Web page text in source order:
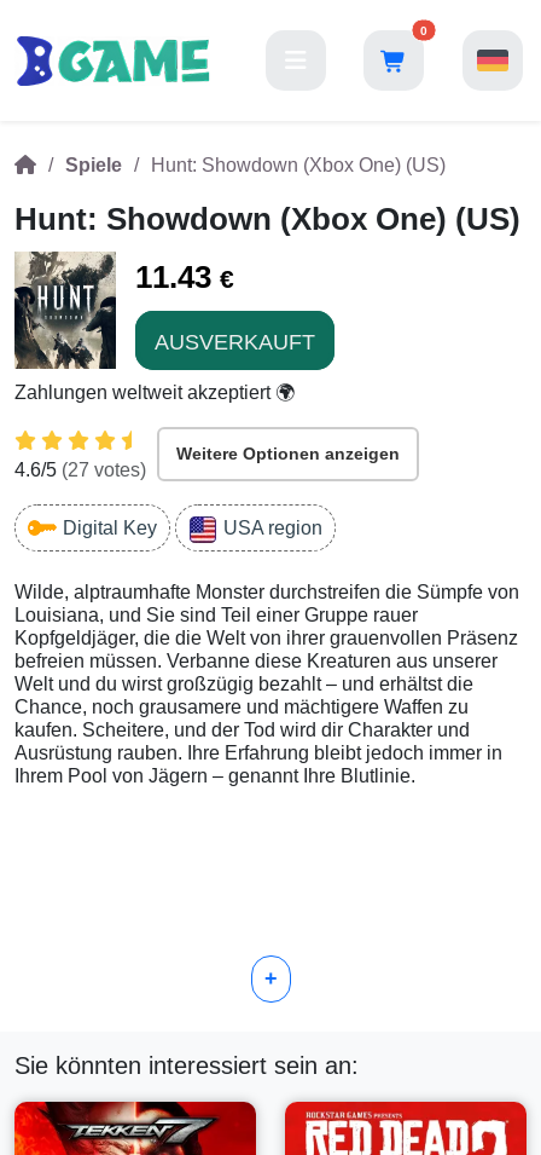
0
Spiele Hunt: Showdown (Xbox One) (US)
Hunt: Showdown (Xbox One) (US)
11.43 €
AUSVERKAUFT
Zahlungen weltweit akzeptiert 🌍
4.6/5 (27 votes)
Weitere Optionen anzeigen
Digital Key USA region
Wilde, alptraumhafte Monster durchstreifen die Sümpfe von
Louisiana, und Sie sind Teil einer Gruppe rauer
Kopfgeldjäger, die die Welt von ihrer grauenvollen Präsenz
befreien müssen. Verbanne diese Kreaturen aus unserer
Welt und du wirst großzügig bezahlt – und erhältst die
Chance, noch grausamere und mächtigere Waffen zu
kaufen. Scheitere, und der Tod wird dir Charakter und
Ausrüstung rauben. Ihre Erfahrung bleibt jedoch immer in
Ihrem Pool von Jägern – genannt Ihre Blutlinie.
+
Sie könnten interessiert sein an: